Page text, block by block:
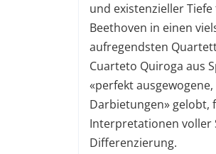
und existenzieller
Beethoven in einen
aufregendsten
Cuarteto Quiroga aus
«perfekt
Darbietungen» gelobt,
Interpretationen voller
Differenzierung.